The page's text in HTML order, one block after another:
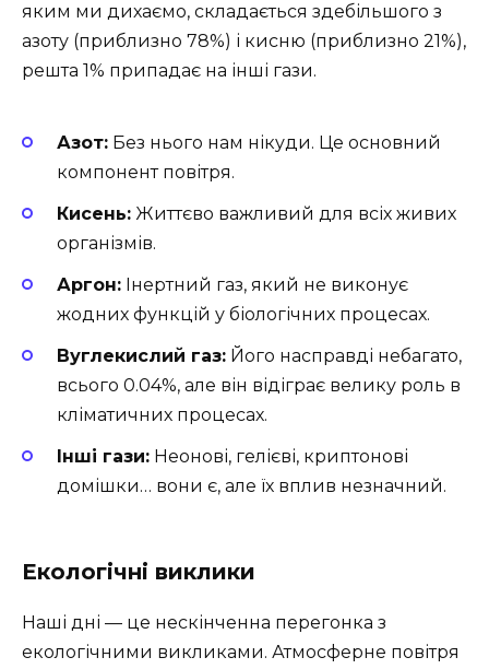
яким ми дихаємо, складається здебільшого з
азоту (приблизно 78%) і кисню (приблизно 21%),
решта 1% припадає на інші гази.
Азот: Без нього нам нікуди. Це основний
компонент повітря.
Кисень: Життєво важливий для всіх живих
організмів.
Аргон: Інертний газ, який не виконує
жодних функцій у біологічних процесах.
Вуглекислий газ: Його насправді небагато,
всього 0.04%, але він відіграє велику роль в
кліматичних процесах.
Інші гази: Неонові, гелієві, криптонові
домішки… вони є, але їх вплив незначний.
Екологічні виклики
Наші дні — це нескінченна перегонка з
екологічними викликами. Атмосферне повітря